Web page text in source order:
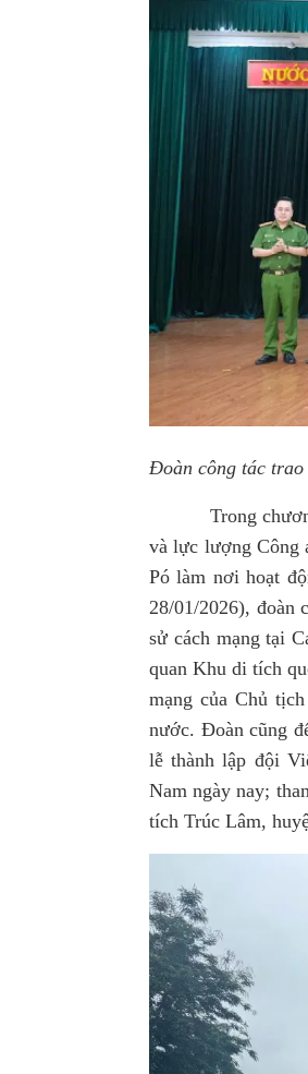
Đoàn công tác trao
Trong chương
và lực lượng Công
Pó làm nơi hoạt
28/01/2026), đoàn
sử cách mạng tại
quan Khu di tích
mạng của Chủ
nước. Đoàn cũng
lễ thành lập đội
Nam ngày nay;
tích Trúc Lâm,